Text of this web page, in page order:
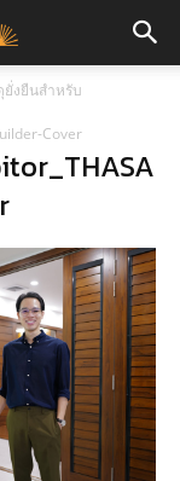
ยั่งยืนสำหรับ
Cover